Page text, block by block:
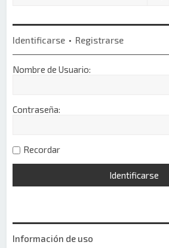
Identificarse • Registrarse
Nombre de Usuario:
Contraseña:
Recordar
Información de uso